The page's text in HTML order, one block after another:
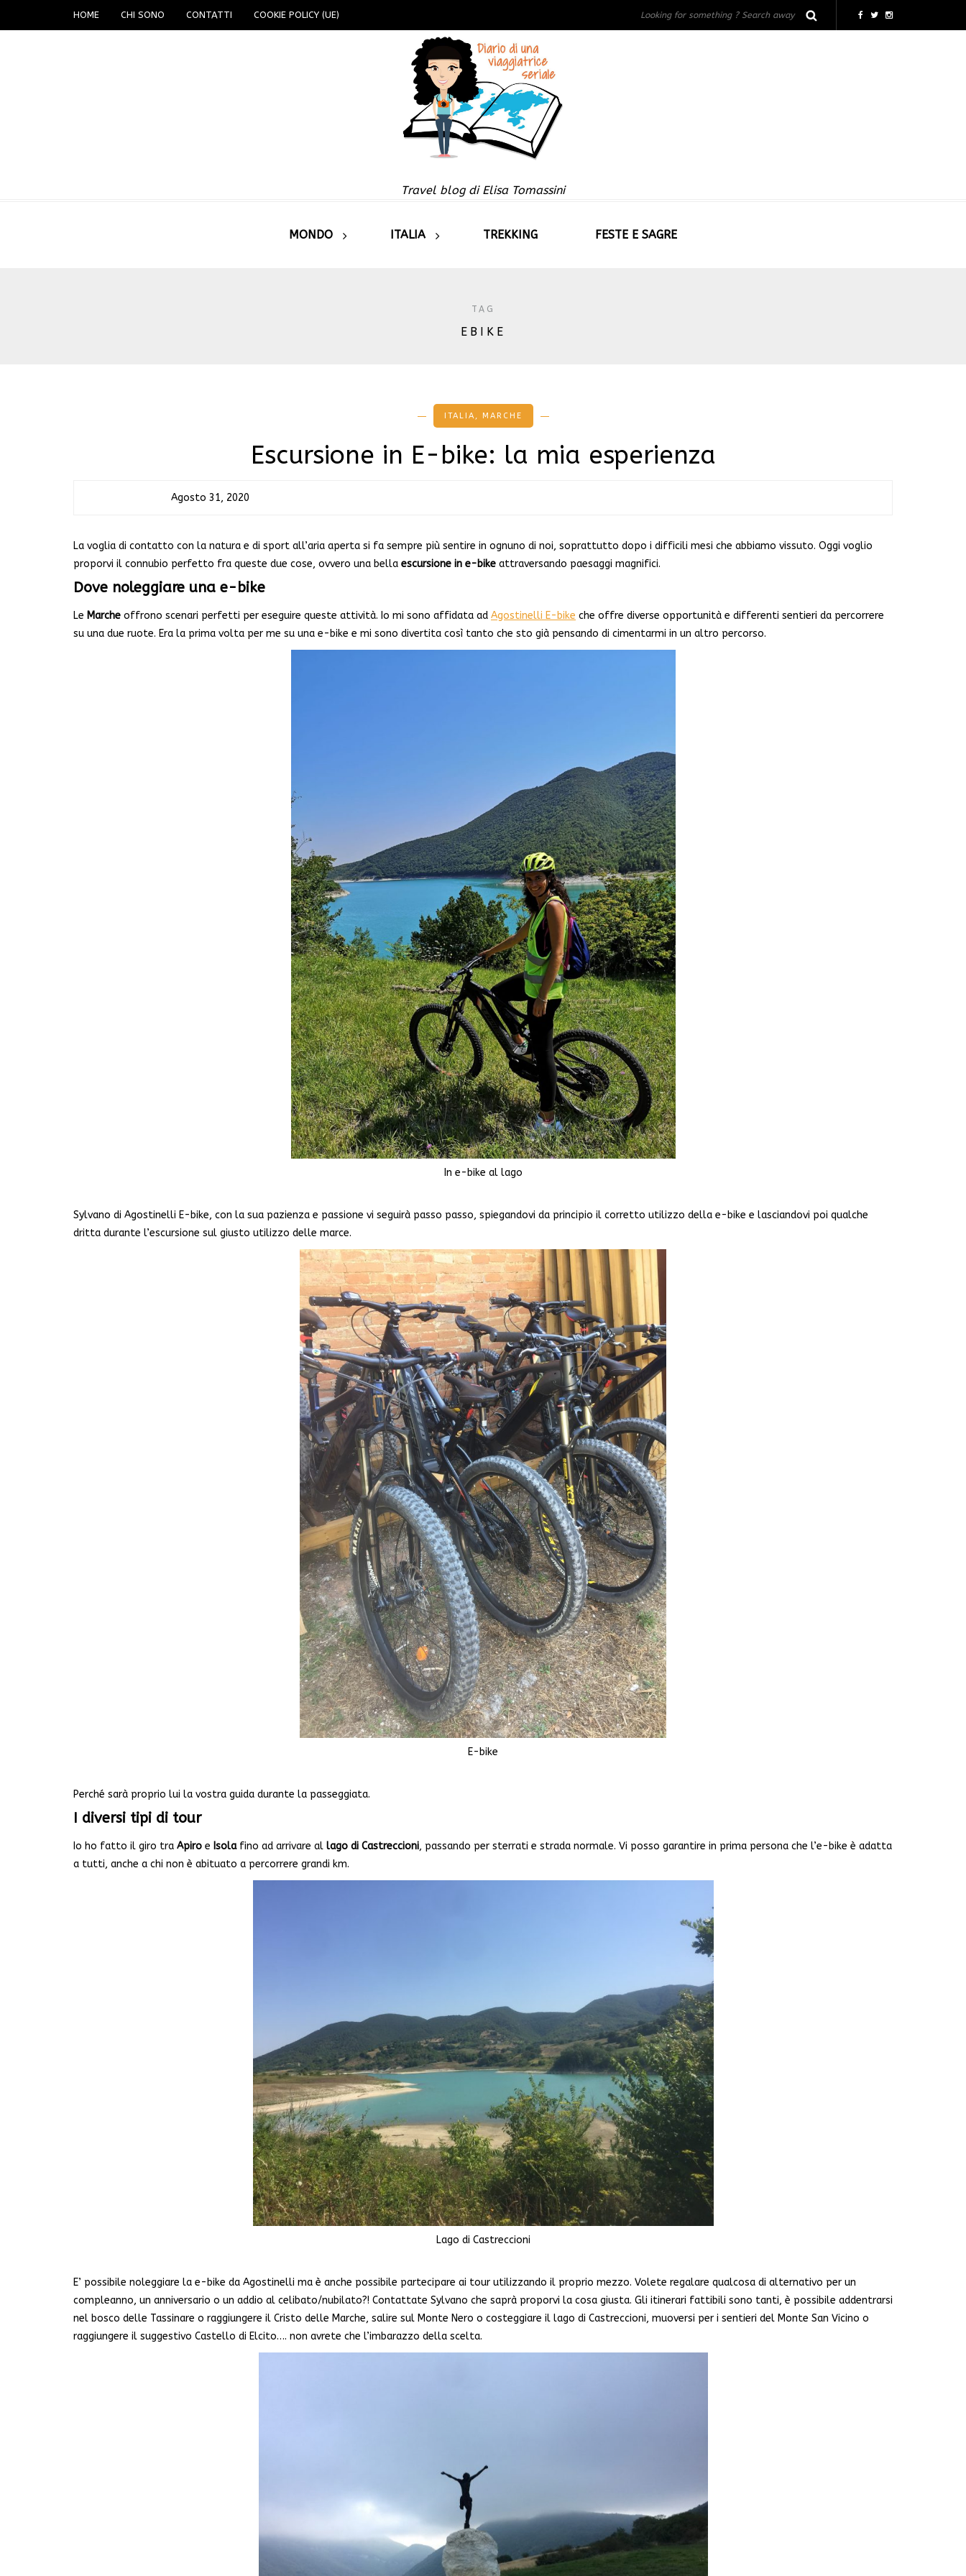
HOME CHI SONO CONTATTI COOKIE POLICY (UE)
Travel blog di Elisa Tomassini
MONDO ITALIA TREKKING FESTE E SAGRE
TAG
EBIKE
ITALIA , MARCHE
Escursione in E-bike: la mia esperienza
Agosto 31, 2020
La voglia di contatto con la natura e di sport all’aria aperta si fa sempre più sentire in ognuno di noi, soprattutto dopo i difficili mesi che abbiamo vissuto. Oggi voglio
proporvi il connubio perfetto fra queste due cose, ovvero una bella escursione in e-bike attraversando paesaggi magnifici.
Dove noleggiare una e-bike
Le Marche offrono scenari perfetti per eseguire queste attività. Io mi sono affidata ad Agostinelli E-bike che offre diverse opportunità e differenti sentieri da percorrere
su una due ruote. Era la prima volta per me su una e-bike e mi sono divertita così tanto che sto già pensando di cimentarmi in un altro percorso.
In e-bike al lago
Sylvano di Agostinelli E-bike, con la sua pazienza e passione vi seguirà passo passo, spiegandovi da principio il corretto utilizzo della e-bike e lasciandovi poi qualche
dritta durante l’escursione sul giusto utilizzo delle marce.
E-bike
Perché sarà proprio lui la vostra guida durante la passeggiata.
I diversi tipi di tour
Io ho fatto il giro tra Apiro e Isolafino ad arrivare al lago di Castreccioni, passando per sterrati e strada normale. Vi posso garantire in prima persona che l’e-bike è adatta
a tutti, anche a chi non è abituato a percorrere grandi km.
Lago di Castreccioni
E’ possibile noleggiare la e-bike da Agostinelli ma è anche possibile partecipare ai tour utilizzando il proprio mezzo. Volete regalare qualcosa di alternativo per un
compleanno, un anniversario o un addio al celibato/nubilato?! Contattate Sylvano che saprà proporvi la cosa giusta. Gli itinerari fattibili sono tanti, è possibile addentrarsi
nel bosco delle Tassinare o raggiungere il Cristo delle Marche, salire sul Monte Nero o costeggiare il lago di Castreccioni, muoversi per i sentieri del Monte San Vicino o
raggiungere il suggestivo Castello di Elcito…. non avrete che l’imbarazzo della scelta.